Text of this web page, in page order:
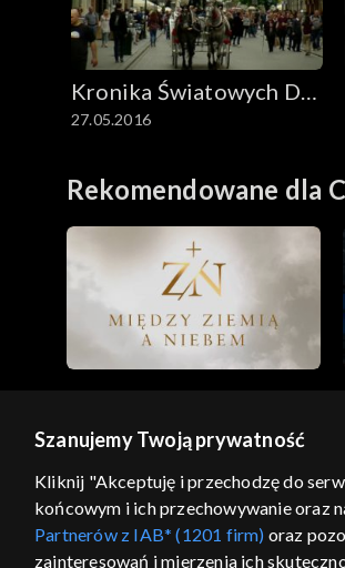
Kronika Światowych Dni
Młodzieży
27.05.2016
Rekomendowane dla
regulamin serwisu cennik
Szanujemy Twoją prywatność
Kliknij "Akceptuję i przechodzę do
końcowym i ich przechowywanie oraz
Partnerów z IAB* (1201 firm) oraz
zainteresowań i mierzenia ich